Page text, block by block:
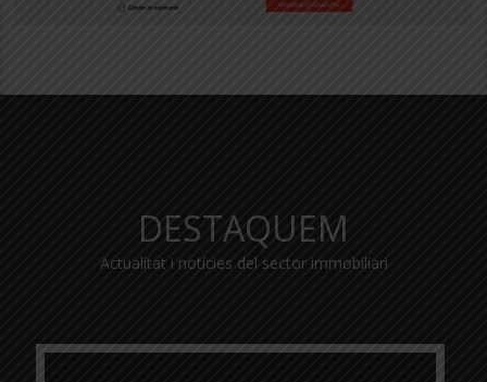
DESTAQUEM
Actualitat i notícies del sector immobiliari